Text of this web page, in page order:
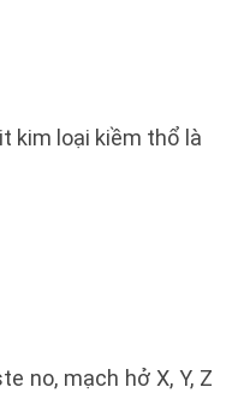
kim loại kiềm thổ là
no, mạch hở X, Y, Z